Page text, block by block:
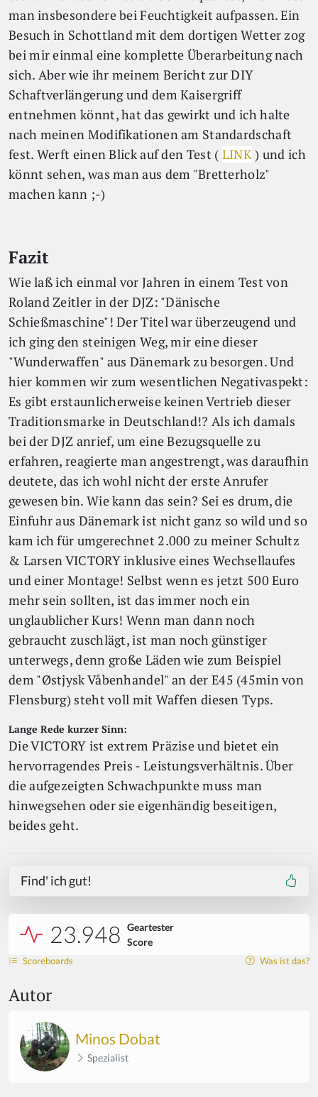
man insbesondere bei Feuchtigkeit aufpassen. Ein
Besuch in Schottland mit dem dortigen Wetter zog
bei mir einmal eine komplette Überarbeitung nach
sich. Aber wie ihr meinem Bericht zur DIY
Schaftverlängerung und dem Kaisergriff
entnehmen könnt, hat das gewirkt und ich halte
nach meinen Modifikationen am Standardschaft
fest. Werft einen Blick auf den Test ( LINK) und ich
könnt sehen, was man aus dem "Bretterholz"
machen kann ;-)
Fazit
Wie laß ich einmal vor Jahren in einem Test von
Roland Zeitler in der DJZ: "Dänische
Schießmaschine"! Der Titel war überzeugend und
ich ging den steinigen Weg, mir eine dieser
"Wunderwaffen" aus Dänemark zu besorgen. Und
hier kommen wir zum wesentlichen Negativaspekt:
Es gibt erstaunlicherweise keinen Vertrieb dieser
Traditionsmarke in Deutschland!? Als ich damals
bei der DJZ anrief, um eine Bezugsquelle zu
erfahren, reagierte man angestrengt, was daraufhin
deutete, das ich wohl nicht der erste Anrufer
gewesen bin. Wie kann das sein? Sei es drum, die
Einfuhr aus Dänemark ist nicht ganz so wild und so
kam ich für umgerechnet 2.000 zu meiner Schultz
& Larsen VICTORY inklusive eines Wechsellaufes
und einer Montage! Selbst wenn es jetzt 500 Euro
mehr sein sollten, ist das immer noch ein
unglaublicher Kurs! Wenn man dann noch
gebraucht zuschlägt, ist man noch günstiger
unterwegs, denn große Läden wie zum Beispiel
dem "Østjysk Våbenhandel" an der E45 (45min von
Flensburg) steht voll mit Waffen diesen Typs.
Lange Rede kurzer Sinn:
Die VICTORY ist extrem Präzise und bietet ein
hervorragendes Preis - Leistungsverhältnis. Über
die aufgezeigten Schwachpunkte muss man
hinwegsehen oder sie eigenhändig beseitigen,
beides geht.
Find' ich gut!
23.948 Geartester
Score
Scoreboards Was ist das?
Autor
Minos Dobat
Spezialist